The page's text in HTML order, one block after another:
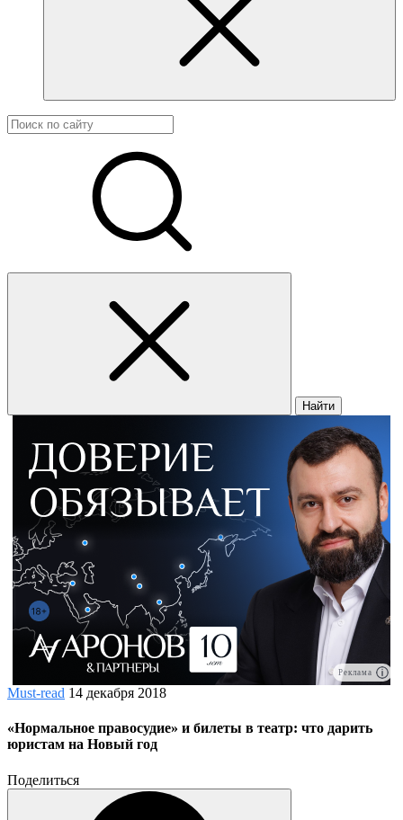
Найти
Реклама
Must-read 14 декабря 2018
«Нормальное правосудие» и билеты в театр: что дарить
юристам на Новый год
Поделиться